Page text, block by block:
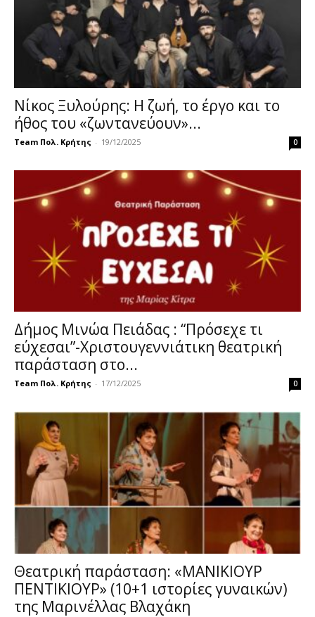
Νίκος Ξυλούρης: Η ζωή, το έργο και το
ήθος του «ζωντανεύουν»...
Team Πολ. Κρήτης - 19/12/2025 0
Δήμος Μινώα Πειάδας : “Πρόσεχε τι
εύχεσαι”-Χριστουγεννιάτικη θεατρική
παράσταση στο...
Team Πολ. Κρήτης - 17/12/2025 0
Θεατρική παράσταση: «ΜΑΝΙΚΙΟΥΡ
ΠΕΝΤΙΚΙΟΥΡ» (10+1 ιστορίες γυναικών)
της Μαρινέλλας Βλαχάκη